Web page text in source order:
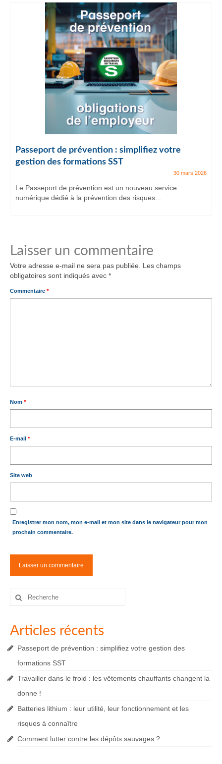
Passeport de prévention : simplifiez votre
gestion des formations SST
30 mars 2026
Le Passeport de prévention est un nouveau service
numérique dédié à la prévention des risques...
Laisser un commentaire
Votre adresse e-mail ne sera pas publiée.
Les champs
obligatoires sont indiqués avec *
Commentaire *
Nom *
E-mail *
Site web
Enregistrer mon nom, mon e-mail et mon site dans le navigateur pour mon
prochain commentaire.
Rechercher
Articles récents
Passeport de prévention : simplifiez votre gestion des
formations SST
Travailler dans le froid : les vêtements chauffants changent la
donne !
Batteries lithium : leur utilité, leur fonctionnement et les
risques à connaître
Comment lutter contre les dépôts sauvages ?